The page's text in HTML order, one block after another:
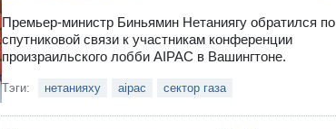
Премьер-министр Биньямин Нетаниягу обратился по
спутниковой связи к участникам конференции
произраильского лобби AIPAC в Вашингтоне.
Тэги: нетанияху aipac сектор газа